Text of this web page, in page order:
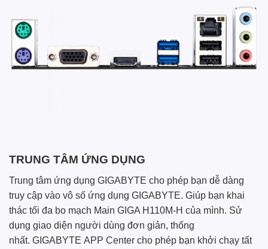
TRUNG TÂM ỨNG DỤNG
Trung tâm ứng dụng GIGABYTE cho phép bạn dễ dàng
truy cập vào vô số ứng dụng GIGABYTE. Giúp bạn khai
thác tối đa bo mạch Main GIGA H110M-H của mình. Sử
dụng giao diện người dùng đơn giản, thống
nhất. GIGABYTE APP Center cho phép bạn khởi chạy tất